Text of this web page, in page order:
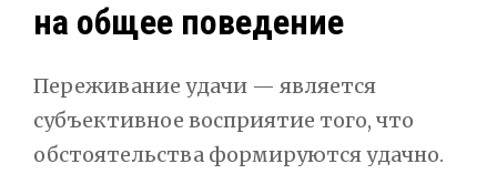
на общее поведение
Переживание удачи — является
субъективное восприятие того, что
обстоятельства формируются удачно.